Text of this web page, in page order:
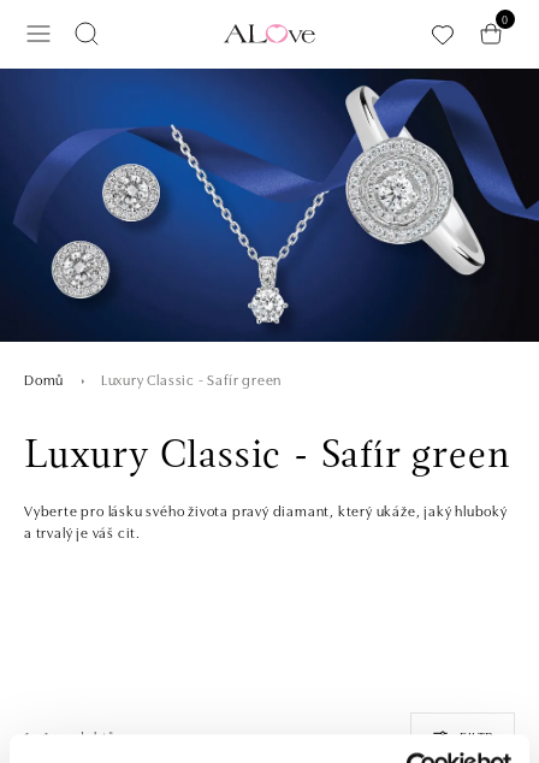
0
Domů Luxury Classic - Safír green
Luxury Classic - Safír green
Vyberte pro lásku svého života pravý diamant, který ukáže, jaký hluboký
a trvalý je váš cit.
1 z 1 produktů FILTR